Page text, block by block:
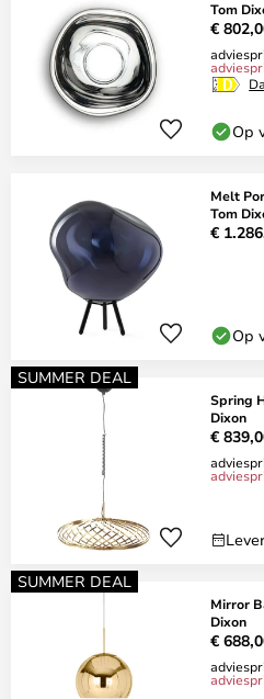
Tom
€
Op
Melt
Tom
€
Op
SUMMER DEAL
Spring
Dixon
€
SUMMER DEAL
Mirror
Dixon
€